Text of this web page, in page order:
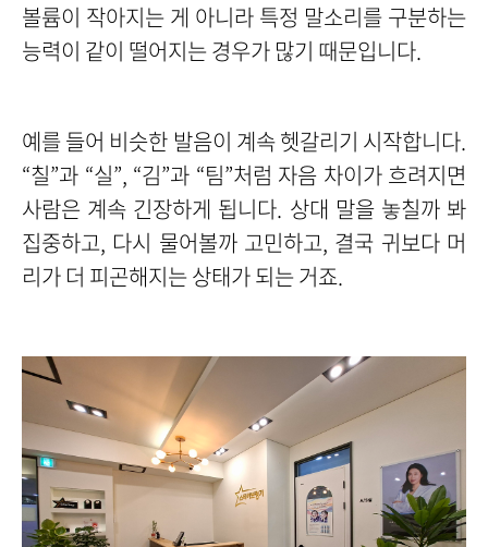
볼륨이 작아지는 게 아니라 특정 말소리를 구분하는
능력이 같이 떨어지는 경우가 많기 때문입니다.
예를 들어 비슷한 발음이 계속 헷갈리기 시작합니다.
“칠”과 “실”, “김”과 “팀”처럼 자음 차이가 흐려지면
사람은 계속 긴장하게 됩니다. 상대 말을 놓칠까 봐
집중하고, 다시 물어볼까 고민하고, 결국 귀보다 머
리가 더 피곤해지는 상태가 되는 거죠.